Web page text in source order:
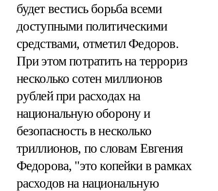
будет вестись борьба всеми
доступными политическими
средствами, отметил Федоров.
При этом потратить на террориз
несколько сотен миллионов
рублей при расходах на
национальную оборону и
безопасность в несколько
триллионов, по словам Евгения
Федорова, "это копейки в рамках
расходов на национальную